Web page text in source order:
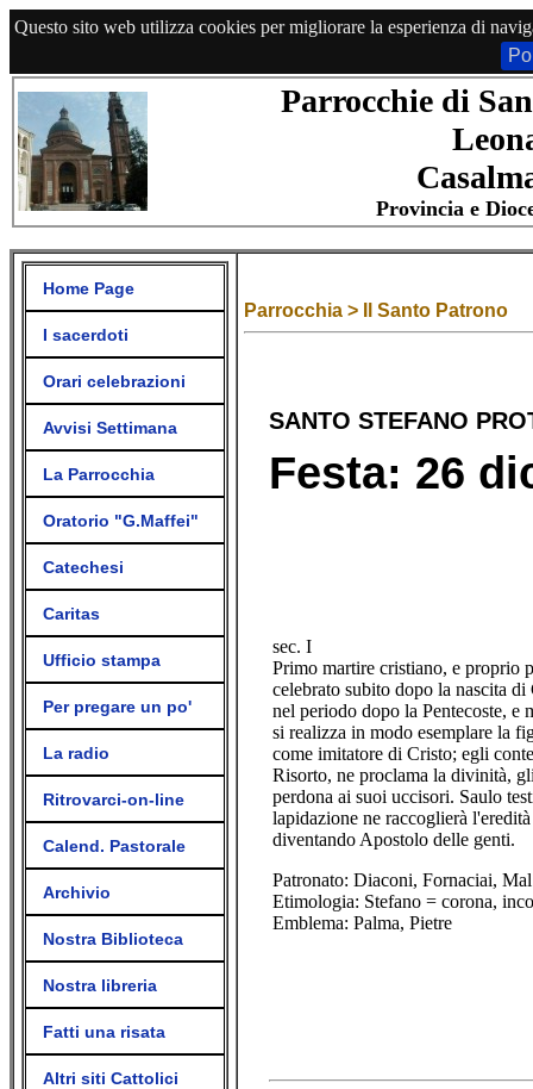
Questo sito web utilizza cookies per migliorare la esperienza di
Parrocchie di
Provincia e
Home Page
I sacerdoti
Orari celebrazioni
Avvisi Settimana
La Parrocchia
Oratorio "G.Maffei"
Catechesi
Caritas
Ufficio stampa
Per pregare un po'
La radio
Ritrovarci-on-line
Calend. Pastorale
Archivio
Nostra Biblioteca
Nostra libreria
Fatti una risata
Altri siti Cattolici
Parrocchia > Il Santo Patrono
SANTO STEFANO
Festa: 26
sec. I
Primo martire cristiano, e proprio
celebrato subito dopo la nascita di
nel periodo dopo la Pentecoste, e
si realizza in modo esemplare la
come imitatore di Cristo; egli
Risorto, ne proclama la divinità,
perdona ai suoi uccisori. Saulo
lapidazione ne raccoglierà
diventando Apostolo delle genti.
Patronato: Diaconi, Fornaciai,
Etimologia: Stefano = corona,
Emblema: Palma, Pietre